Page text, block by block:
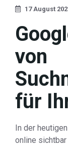
17 August
von
für
In der
online